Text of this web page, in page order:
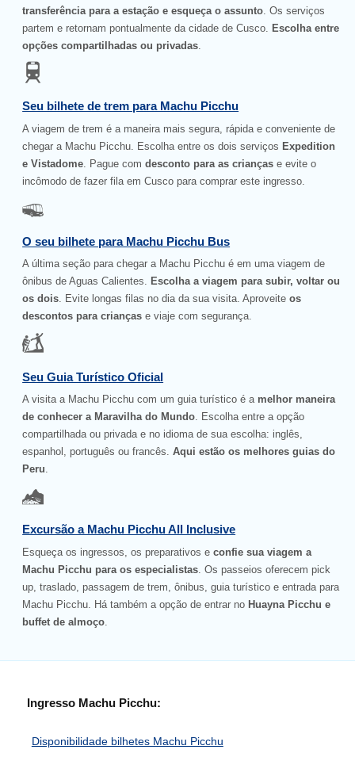
transferência para a estação e esqueça o assunto . Os serviços
partem e retornam pontualmente da cidade de Cusco.
Escolha entre
opções compartilhadas ou privadas
Seu bilhete de trem para Machu Picchu
A viagem de trem é a maneira mais segura, rápida e conveniente de
chegar a Machu Picchu. Escolha entre os dois serviços Expedition
e Vistadome . Pague comdesconto para as crianças e evite o
incômodo de fazer fila em Cusco para comprar este ingresso.
O seu bilhete para Machu Picchu Bus
A última seção para chegar a Machu Picchu é em uma viagem de
ônibus de Aguas Calientes. Escolha a viagem para subir, voltar ou
os dois. Evite longas filas no dia da sua visita. Aproveiteos
descontos para crianças e viaje com segurança.
Seu Guia Turístico Oficial
A visita a Machu Picchu com um guia turístico é a melhor maneira
de conhecer a Maravilha do Mundo. Escolha entre a opção
compartilhada ou privada e no idioma de sua escolha: inglês,
espanhol, português ou francês. Aqui estão os melhores guias do
Peru.
Excursão a Machu Picchu All Inclusive
Esqueça os ingressos, os preparativos e confie sua viagem a
Machu Picchu para os especialistas . Os passeios oferecem pick
up, traslado, passagem de trem, ônibus, guia turístico e entrada para
Machu Picchu. Há também a opção de entrar no Huayna Picchu e
buffet de almoço
Ingresso Machu Picchu:
Disponibilidade bilhetes Machu Picchu